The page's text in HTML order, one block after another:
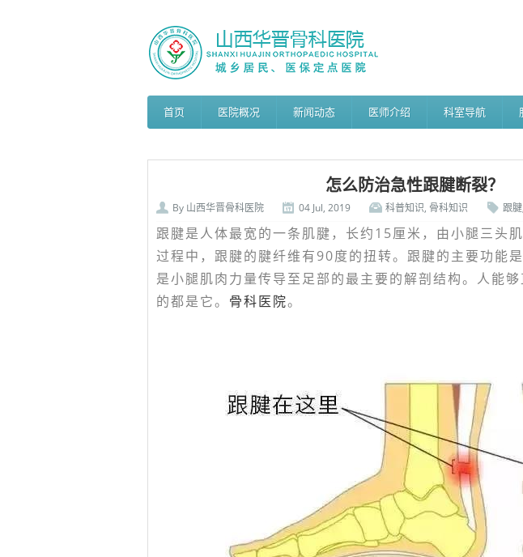
首页 医院概况 新闻动态 医师介绍 科室导航
怎么防治急性跟腱断裂？
By 山西华晋骨科医院 04 Jul, 2019 科普知识, 骨科知识 跟腱
跟腱是人体最宽的一条肌腱，长约15厘米，由小腿三头
过程中，跟腱的腱纤维有90度的扭转。跟腱的主要功能
是小腿肌肉力量传导至足部的最主要的解剖结构。人能
的都是它。 骨科医院。